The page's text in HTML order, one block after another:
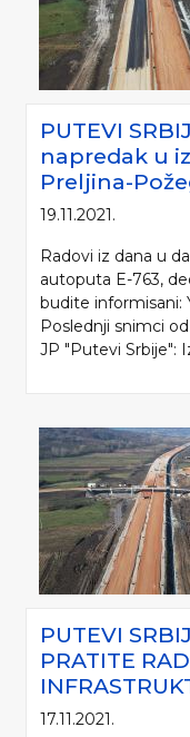
PUTEVI
napredak u
Preljina-
19.11.2021.
Radovi iz dana u
autoputa E-763,
budite informisani:
Poslednji snimci od
JP "Putevi Srbije":
PUTEVI
PRATITE
17.11.2021.